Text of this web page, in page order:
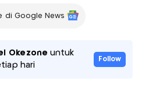
di Google News
Okezone untuk
hari
Follow